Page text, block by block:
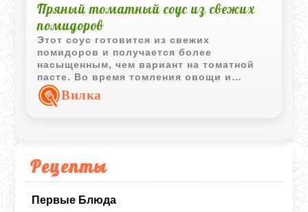
Рецепты
Первые Блюда
Пряный томатный соус из свежих
помидоров
Этот соус готовится из свежих
помидоров и получается более
насыщенным, чем вариант на томатной
пасте. Во время томления овощи и
специи постепенно раскрывают вкус,
делая соус густым и ароматным.
Вилка